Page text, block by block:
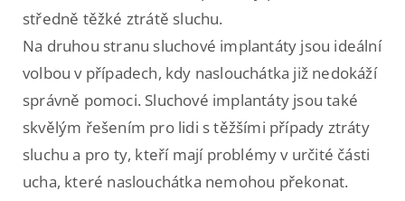
středně těžké ztrátě sluchu.
Na druhou stranu sluchové implantáty jsou ideální
volbou v případech, kdy naslouchátka již nedokáží
správně pomoci. Sluchové implantáty jsou také
skvělým řešením pro lidi s těžšími případy ztráty
sluchu a pro ty, kteří mají problémy v určité části
ucha, které naslouchátka nemohou překonat.